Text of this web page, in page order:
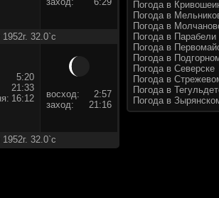
32.0`c
5:20
21:33
16:12 восход:
2:57
заход:
21:16
32.0`c
Погода в
Погода в
Погода в
Погода в Парабели
Погода в
Погода в
Погода в Северске
Погода в
Погода в
Погода в